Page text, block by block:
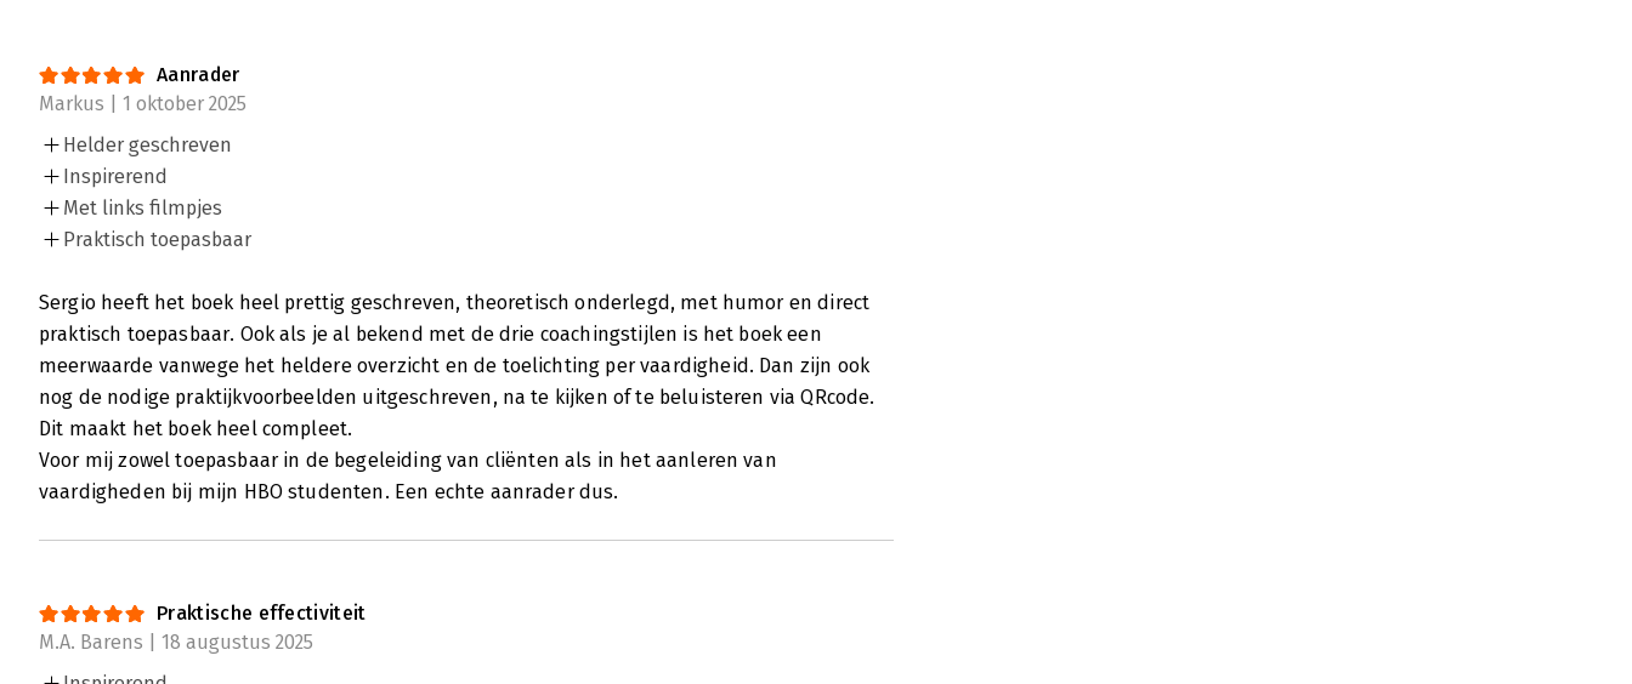
Aanrader
Markus | 1 oktober 2025
Helder geschreven
Inspirerend
Met links filmpjes
Praktisch toepasbaar
Sergio heeft het boek heel prettig geschreven, theoretisch onderlegd, met humor en direct
praktisch toepasbaar. Ook als je al bekend met de drie coachingstijlen is het boek een
meerwaarde vanwege het heldere overzicht en de toelichting per vaardigheid. Dan zijn ook
nog de nodige praktijkvoorbeelden uitgeschreven, na te kijken of te beluisteren via QRcode.
Dit maakt het boek heel compleet.
Voor mij zowel toepasbaar in de begeleiding van cliënten als in het aanleren van
vaardigheden bij mijn HBO studenten. Een echte aanrader dus.
Praktische effectiviteit
M.A. Barens | 18 augustus 2025